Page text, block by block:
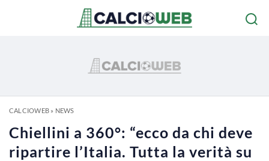
CALCIOWEB» NEWS
Chiellini a 360°: “ecco da chi deve
ripartire l’Italia. Tutta la verità su